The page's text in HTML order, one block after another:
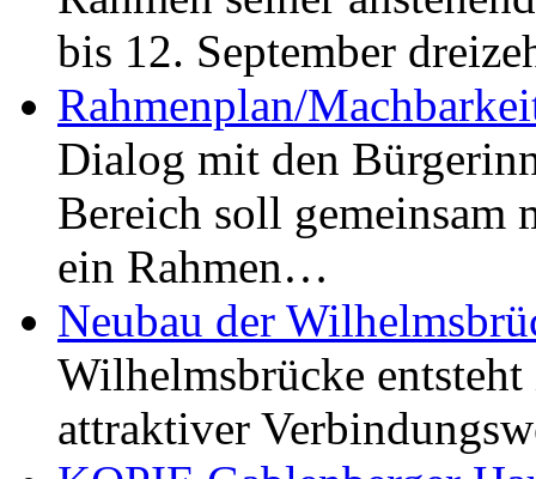
bis 12. September
Rahmenplan/
Dialog mit den
Bereich soll gemeinsam
ein Rahmen…
Neubau der
Wilhelmsbrücke
attraktiver